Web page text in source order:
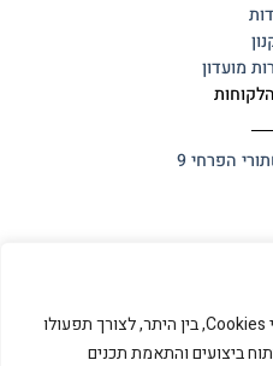
לידיעתך, אתר זה משתמש בקובצי Cookies, בין היתר, לצורך תפעולו
ביצועים והתאמת תכנים
מועדון
הפרחי 9
© אלף אלף